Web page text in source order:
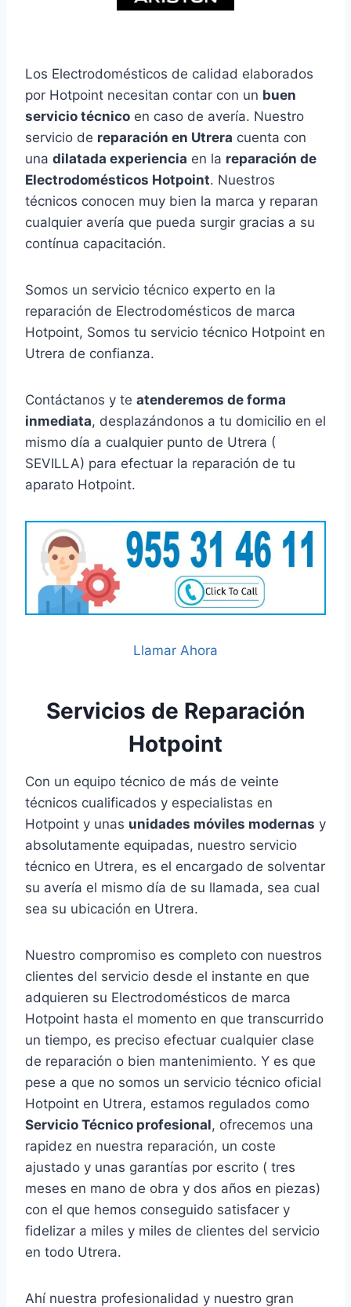
Los Electrodomésticos de calidad elaborados
por Hotpoint necesitan contar con un buen
servicio técnico en caso de avería. Nuestro
servicio de reparación en Utrera cuenta con
una dilatada experiencia en la reparación de
Electrodomésticos Hotpoint. Nuestros
técnicos conocen muy bien la marca y reparan
cualquier avería que pueda surgir gracias a su
contínua capacitación.
Somos un servicio técnico experto en la
reparación de Electrodomésticos de marca
Hotpoint, Somos tu servicio técnico Hotpoint en
Utrera de confianza.
Contáctanos y te atenderemos de forma
inmediata, desplazándonos a tu domicilio en el
mismo día a cualquier punto de Utrera (
SEVILLA) para efectuar la reparación de tu
aparato Hotpoint.
Llamar Ahora
Servicios de Reparación
Hotpoint
Con un equipo técnico de más de veinte
técnicos cualificados y especialistas en
Hotpoint y unas unidades móviles modernas y
absolutamente equipadas, nuestro servicio
técnico en Utrera, es el encargado de solventar
su avería el mismo día de su llamada, sea cual
sea su ubicación en Utrera.
Nuestro compromiso es completo con nuestros
clientes del servicio desde el instante en que
adquieren su Electrodomésticos de marca
Hotpoint hasta el momento en que transcurrido
un tiempo, es preciso efectuar cualquier clase
de reparación o bien mantenimiento. Y es que
pese a que no somos un servicio técnico oficial
Hotpoint en Utrera, estamos regulados como
Servicio Técnico profesional, ofrecemos una
rapidez en nuestra reparación, un coste
ajustado y unas garantías por escrito ( tres
meses en mano de obra y dos años en piezas)
con el que hemos conseguido satisfacer y
fidelizar a miles y miles de clientes del servicio
en todo Utrera.
Ahí nuestra profesionalidad y nuestro gran